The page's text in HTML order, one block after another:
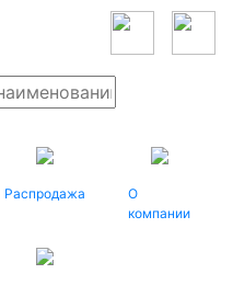
Распродажа
О
компании